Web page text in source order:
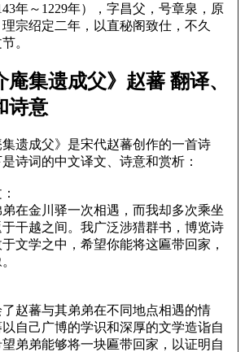
年～1229年），字昌父，号章泉，原
宗绍定二年，以直秘阁致仕，不久
。
庵集遗成父》赵蕃 翻译、
诗意
集遗成父》是宋代赵蕃创作的一首诗
诗词的中文译文、诗意和赏析：
在金川驿一次相遇，而我却多次乘坐
干越之间。我广泛涉猎群书，博览诗
文学之中，希望你能将这匾带回家，
赵蕃与其弟弟在不同地点相遇的情
自己广博的学识和深厚的文学造诣自
弟弟能够将一块匾带回家，以证明自